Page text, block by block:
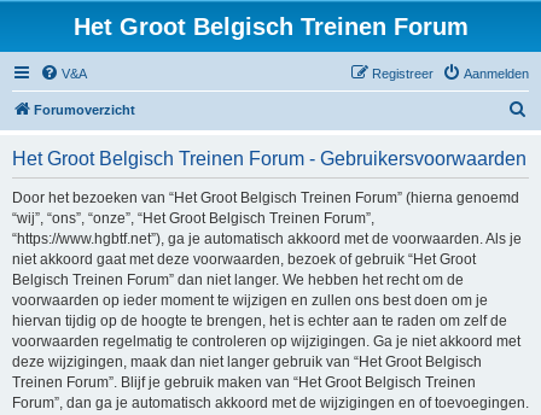
Het Groot Belgisch Treinen Forum
V&A Aanmelden
Registreer
Forumoverzicht
Het Groot Belgisch Treinen Forum - Gebruikersvoorwaarden
Door het bezoeken van “Het Groot Belgisch Treinen Forum” (hierna genoemd
“wij”, “ons”, “onze”, “Het Groot Belgisch Treinen Forum”,
“https://www.hgbtf.net”), ga je automatisch akkoord met de voorwaarden. Als je
niet akkoord gaat met deze voorwaarden, bezoek of gebruik “Het Groot
Belgisch Treinen Forum” dan niet langer. We hebben het recht om de
voorwaarden op ieder moment te wijzigen en zullen ons best doen om je
hiervan tijdig op de hoogte te brengen, het is echter aan te raden om zelf de
voorwaarden regelmatig te controleren op wijzigingen. Ga je niet akkoord met
deze wijzigingen, maak dan niet langer gebruik van “Het Groot Belgisch
Treinen Forum”. Blijf je gebruik maken van “Het Groot Belgisch Treinen
Forum”, dan ga je automatisch akkoord met de wijzigingen en of toevoegingen.